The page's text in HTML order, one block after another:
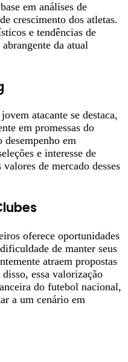
em análises de
crescimento dos atletas.
e tendências de
da atual
atacante se destaca,
em promessas do
em
e interesse de
de mercado desses
oferece oportunidades
de manter seus
atraem propostas
essa valorização
do futebol nacional,
a um cenário em